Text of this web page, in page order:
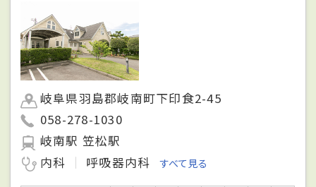
岐阜県羽島郡岐南町下印食2-45
058-278-1030
岐南駅 笠松駅
内科
呼吸器内科 すべて見る